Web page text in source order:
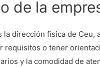
de la
la dirección física de
requisitos o tener
y la comodidad de